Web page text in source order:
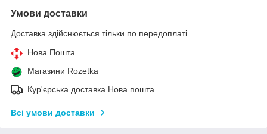
Умови доставки
Доставка здійснюється тільки по передоплаті.
Нова Пошта
Магазини Rozetka
Кур'єрська доставка Нова пошта
Всі умови доставки